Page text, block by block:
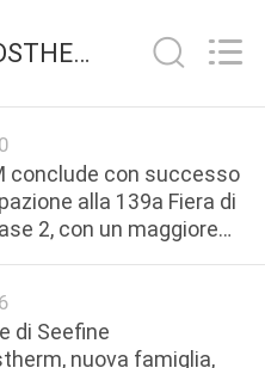
La CINA DSTHERM INDUSTRIAL LIMITED azienda news
conclude con successo
alla 139a Fiera di
2, con un maggiore
di Seefine
nuova famiglia,